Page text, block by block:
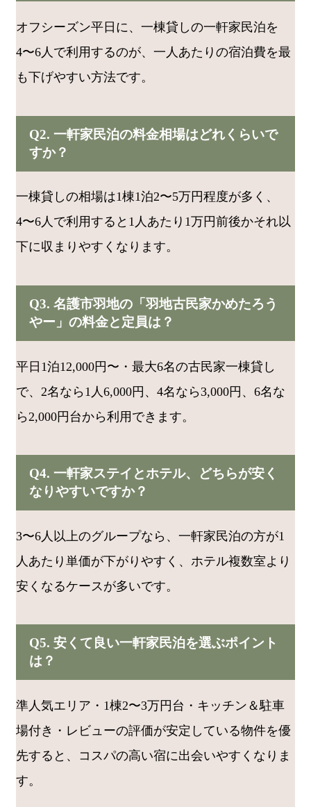
オフシーズン平日に、一棟貸しの一軒家民泊を
4〜6人で利用するのが、一人あたりの宿泊費を最
も下げやすい方法です。
Q2. 一軒家民泊の料金相場はどれくらいで
すか？
一棟貸しの相場は1棟1泊2〜5万円程度が多く、
4〜6人で利用すると1人あたり1万円前後かそれ以
下に収まりやすくなります。
Q3. 名護市羽地の「羽地古民家かめたろう
やー」の料金と定員は？
平日1泊12,000円〜・最大6名の古民家一棟貸し
で、2名なら1人6,000円、4名なら3,000円、6名な
ら2,000円台から利用できます。
Q4. 一軒家ステイとホテル、どちらが安く
なりやすいですか？
3〜6人以上のグループなら、一軒家民泊の方が1
人あたり単価が下がりやすく、ホテル複数室より
安くなるケースが多いです。
Q5. 安くて良い一軒家民泊を選ぶポイント
は？
準人気エリア・1棟2〜3万円台・キッチン＆駐車
場付き・レビューの評価が安定している物件を優
先すると、コスパの高い宿に出会いやすくなりま
す。